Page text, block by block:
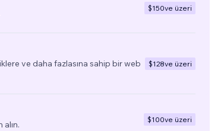
$150ve üzeri
ve daha fazlasına sahip bir web
$128ve üzeri
$100ve üzeri